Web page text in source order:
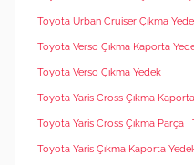
Toyota Urban Cruiser Çıkma
Toyota Verso Çıkma Kaporta
Toyota Verso Çıkma Yedek
Toyota Yaris Cross Çıkma
Toyota Yaris Cross Çıkma Parça
Toyota Yaris Çıkma Kaporta